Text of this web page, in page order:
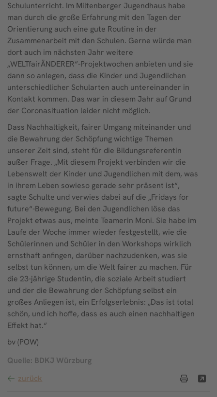
Schulunterricht. Im Miltenberger Jugendhaus habe
man durch die große Erfahrung mit den Tagen der
Orientierung auch eine gute Routine in der
Zusammenarbeit mit den Schulen. Gerne würde man
dort auch im nächsten Jahr weitere
„WELTfairÄNDERER“-Projektwochen anbieten und sie
dann so anlegen, dass die Kinder und Jugendlichen
unterschiedlicher Schularten auch untereinander in
Kontakt kommen. Das war in diesem Jahr auf Grund
der Coronasituation leider nicht möglich.
Dass Nachhaltigkeit, fairer Umgang miteinander und
die Bewahrung der Schöpfung wichtige Themen
unserer Zeit sind, steht für die Bildungsreferentin
außer Frage. „Mit diesem Projekt verbinden wir die
Lebenswelt der Kinder und Jugendlichen mit dem, was
in ihrem Leben sowieso gerade sehr präsent ist“,
sagte Schulte und verwies dabei auf die „Fridays for
future“-Bewegung. Bei den Jugendlichen löse das
Projekt etwas aus, meinte Teamerin Moni. Sie habe im
Laufe der Woche immer wieder festgestellt, wie die
Schülerinnen und Schüler in den Workshops wirklich
ernsthaft anfingen, darüber nachzudenken, was sie
selbst tun können, um die Welt fairer zu machen. Für
die 23-jährige Studentin, die soziale Arbeit studiert
und der die Bewahrung der Schöpfung selbst ein
großes Anliegen ist, ein Erfolgserlebnis: „Das ist total
schön, und ich hoffe, dass es auch einen nachhaltigen
Effekt hat.“
bv (POW)
Quelle: BDKJ Würzburg
zurück